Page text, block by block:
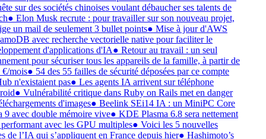
sur des sociétés chinoises voulant débaucher ses talents de
●Elon Musk recrute : pour travailler sur son nouveau projet,
un mail de seulement 3 bullet points●Mise à jour d'AWS
avec recherche vectorielle native pour faciliter le
d'applications d'IA●Retour au travail : un seul
pour sécuriser tous les appareils de la famille, à partir de
mois●54 des 55 failles de sécurité déposées par ce compte
n'existaient pas●Les agents IA arrivent sur téléphone
●Vulnérabilité critique dans Ruby on Rails met en danger
d'images●Beelink SEi14 IA : un MiniPC Core
9 avec double mémoire vive●KDE Plasma 6.8 sera nettement
avec les GPU multiples●Voici les 5 nouvelles
de l’IA qui s’appliquent en France depuis hier●Hashimoto’s